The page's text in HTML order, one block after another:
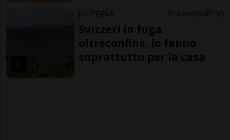
SVIZZERA 16 ore 85 135
Svizzeri in fuga
oltreconfine, lo fanno
soprattutto per la casa